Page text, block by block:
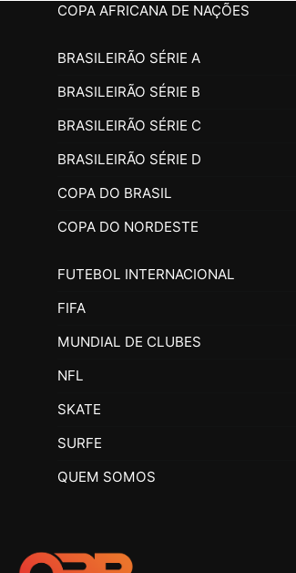
COPA AFRICANA DE NAÇÕES
BRASILEIRÃO SÉRIE A
BRASILEIRÃO SÉRIE B
BRASILEIRÃO SÉRIE C
BRASILEIRÃO SÉRIE D
COPA DO BRASIL
COPA DO NORDESTE
FUTEBOL INTERNACIONAL
FIFA
MUNDIAL DE CLUBES
NFL
SKATE
SURFE
QUEM SOMOS